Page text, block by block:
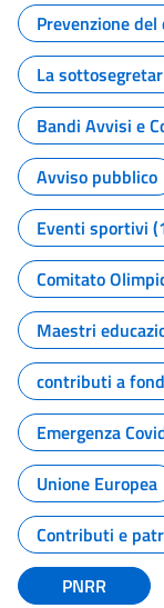
Prevenzione
La
Bandi Avvisi e
Avviso pubblico
Eventi sportivi
Comitato
Maestri
contributi a
Emergenza
Unione Europea
Contributi e
PNRR